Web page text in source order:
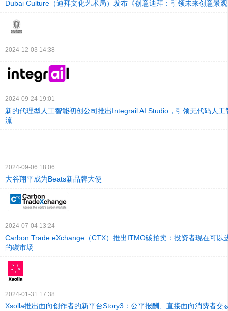
Dubai Culture（迪拜文化艺术局）发布《创意迪拜：引领未来创意景
2024-12-03 14:38
2024-09-24 19:01
新的代理型人工智能初创公司推出Integrail AI Studio，引领无代码人工
流
2024-09-06 18:06
大谷翔平成为Beats新品牌大使
2024-07-04 13:24
Carbon Trade eXchange（CTX）推出ITMO碳拍卖：投资者现在可以
的碳市场
2024-01-31 17:38
Xsolla推出面向创作者的新平台Story3：公平报酬、直接面向消费者交